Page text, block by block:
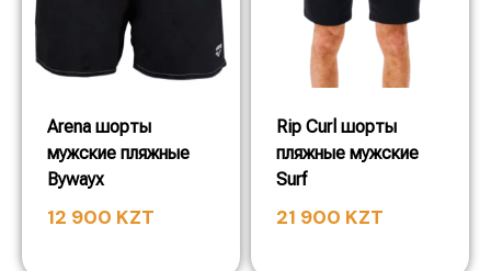
Arena шорты
мужские пляжные
Bywayx
12 900 KZT
Rip Curl шорты
пляжные мужские
Surf
21 900 KZT